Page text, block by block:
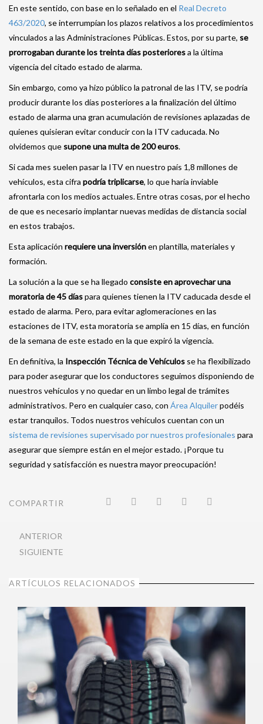
En este sentido, con base en lo señalado en el Real Decreto
463/2020, se interrumpían los plazos relativos a los procedimientos
vinculados a las Administraciones Públicas. Estos, por su parte, se
prorrogaban durante los treinta días posterioresa la última
vigencia del citado estado de alarma.
Sin embargo, como ya hizo público la patronal de las ITV, se podría
producir durante los días posteriores a la finalización del último
estado de alarma una gran acumulación de revisiones aplazadas de
quienes quisieran evitar conducir con la ITV caducada. No
olvidemos que supone una multa de 200 euros.
Si cada mes suelen pasar la ITV en nuestro país 1,8 millones de
vehículos, esta cifra podría triplicarse, lo que haría inviable
afrontarla con los medios actuales. Entre otras cosas, por el hecho
de que es necesario implantar nuevas medidas de distancia social
en estos trabajos.
Esta aplicación requiere una inversiónen plantilla, materiales y
formación.
La solución a la que se ha llegado consiste en aprovechar una
moratoria de 45 díaspara quienes tienen la ITV caducada desde el
estado de alarma. Pero, para evitar aglomeraciones en las
estaciones de ITV, esta moratoria se amplía en 15 días, en función
de la semana de este estado en la que expiró la vigencia.
En definitiva, la Inspección Técnica de Vehículos se ha flexibilizado
para poder asegurar que los conductores seguimos disponiendo de
nuestros vehículos y no quedar en un limbo legal de trámites
administrativos. Pero en cualquier caso, con Área Alquilerpodéis
estar tranquilos. Todos nuestros vehículos cuentan con un
sistema de revisiones supervisado por nuestros profesionales para
asegurar que siempre están en el mejor estado. ¡Porque tu
seguridad y satisfacción es nuestra mayor preocupación!
COMPARTIR
ANTERIOR
SIGUIENTE
ARTÍCULOS RELACIONADOS